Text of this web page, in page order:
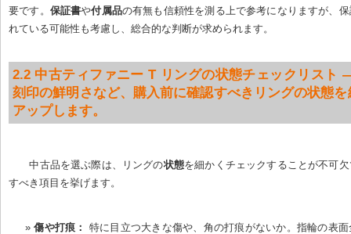
要です。 保証書や付属品の有無も信頼性を測る上で参考になりますが、
れている可能性も考慮し、総合的な判断が求められます。
2.2 中古ティファニー T リングの状態チェックリスト
刻印の鮮明さなど、購入前に確認すべきリングの状態
アップします。
中古品を選ぶ際は、リングの状態を細かくチェックすることが不可
すべき項目を挙げます。
傷や打痕：
特に目立つ大きな傷や、角の打痕がないか。指輪の表